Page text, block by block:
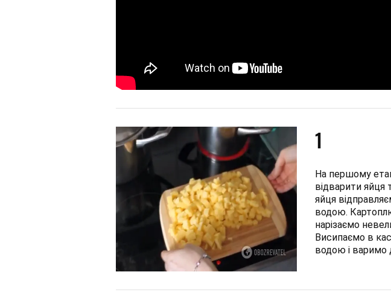
1
На першому
відварити яйця
яйця
водою.
нарізаємо
Висипаємо в
водою і варимо